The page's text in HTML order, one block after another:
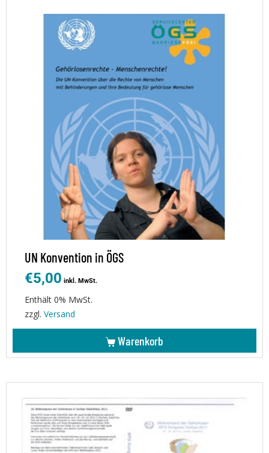
UN Konvention in ÖGS
€5,00 inkl. MwSt.
Enthält 0% MwSt.
zzgl. Versand